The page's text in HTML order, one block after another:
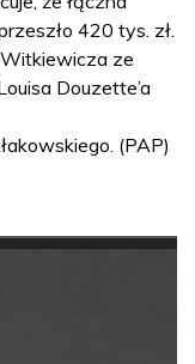
420 tys. zł.
ze
Douzette’a
(PAP)